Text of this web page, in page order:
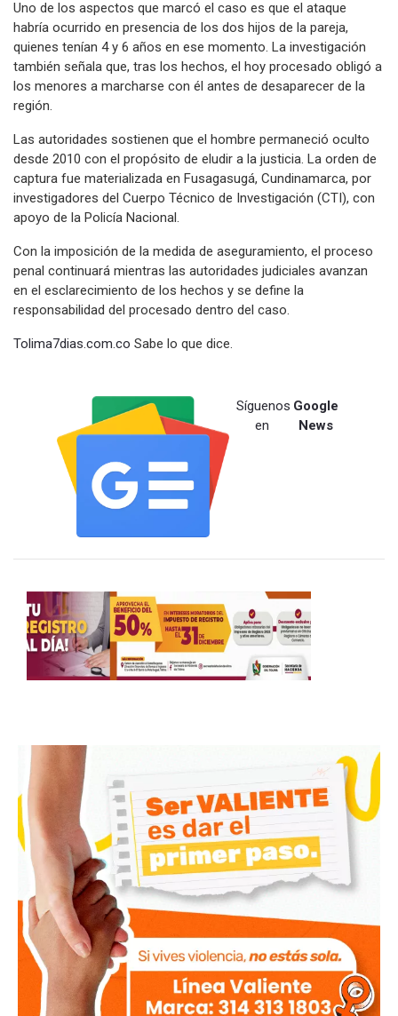
Uno de los aspectos que marcó el caso es que el ataque
habría ocurrido en presencia de los dos hijos de la pareja,
quienes tenían 4 y 6 años en ese momento. La investigación
también señala que, tras los hechos, el hoy procesado obligó a
los menores a marcharse con él antes de desaparecer de la
región.
Las autoridades sostienen que el hombre permaneció oculto
desde 2010 con el propósito de eludir a la justicia. La orden de
captura fue materializada en Fusagasugá, Cundinamarca, por
investigadores del Cuerpo Técnico de Investigación (CTI), con
apoyo de la Policía Nacional.
Con la imposición de la medida de aseguramiento, el proceso
penal continuará mientras las autoridades judiciales avanzan
en el esclarecimiento de los hechos y se define la
responsabilidad del procesado dentro del caso.
Tolima7dias.com.co Sabe lo que dice.
Síguenos
en
Google
News